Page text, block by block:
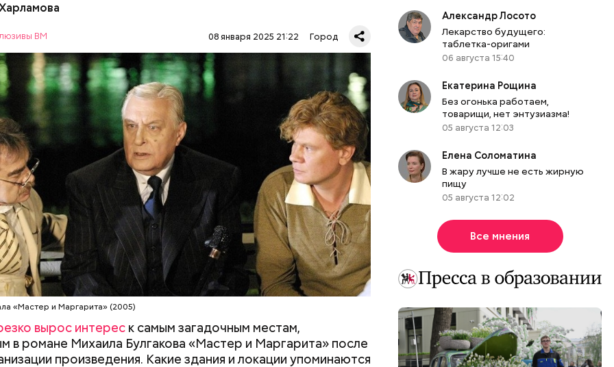
ВМ 08 января 2025 21:22 Город
«Мастер и Маргарита» (2005)
вырос интерес к самым загадочным местам,
в романе Михаила Булгакова «Мастер и Маргарита» после
произведения. Какие здания и локации упоминаются
мест романа Булгакова «Мастер и Маргарита» —
квартира» в доме № 50 302-Бис. Именно в ней
сил тьмы Воланд. Настоящая «нехорошая
на улице Большой Садовой, дом 10. В маленькой
жил и работал Михаил Булгаков три года — с
й. Он называл ее «гнусной комнатой в гнусном доме»,
в доме постоянно происходили перебои с
протекал потолок, за стенкой ругались соседи.
она стала прототипом «нехорошей квартиры», где
со своей свитой, где прошел бал Сатаны.
ПИСАТЕЛИ МИХАИЛ БУЛГАКОВ
Александр Лосото
Лекарство будущего:
таблетка-оригами
06 августа 15:40
Екатерина Рощина
Без огонька работаем,
товарищи, нет энтузиазма!
05 августа 12:03
Елена Соломатина
В жару лучше не есть жирную
пищу
05 августа 12:02
Все мнения